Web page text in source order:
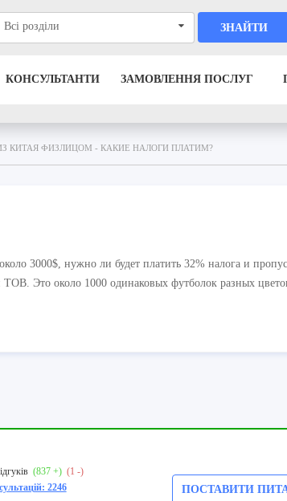
Всі розділи ЗНАЙТИ
КОНСУЛЬТАНТИ ЗАМОВЛЕННЯ ПОСЛУГ
КИТАЯ ФИЗЛИЦОМ - КАКИЕ НАЛОГИ ПЛАТИМ?
3000$, нужно ли будет платить 32% налога и
Это около 1000 одинаковых футболок разных
(837 +) (1 -)
2246
ПОСТАВИТИ